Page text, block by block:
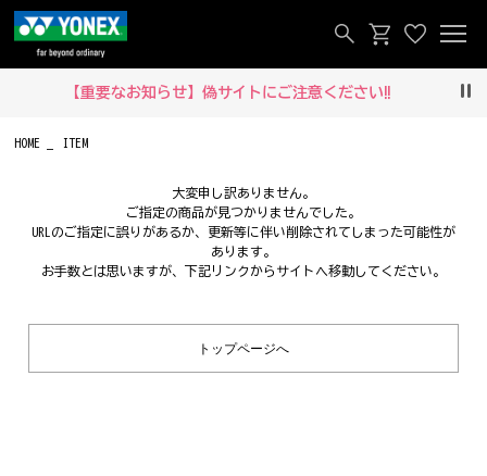
【重要なお知らせ】偽サイトにご注意ください‼
HOME ITEM
大変申し訳ありません。
ご指定の商品が見つかりませんでした。
URLのご指定に誤りがあるか、更新等に伴い削除されてしまった可能性が
あります。
お手数とは思いますが、下記リンクからサイトへ移動してください。
トップページへ